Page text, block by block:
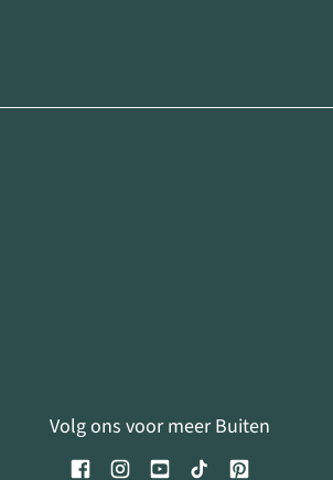
Volg ons voor meer Buiten